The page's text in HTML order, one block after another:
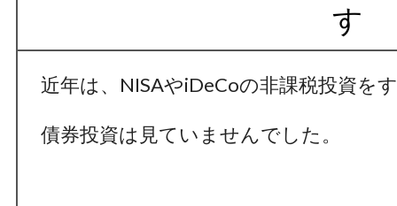
す
近年は、NISAやiDeCoの非課税投資を
債券投資は見ていませんでした。